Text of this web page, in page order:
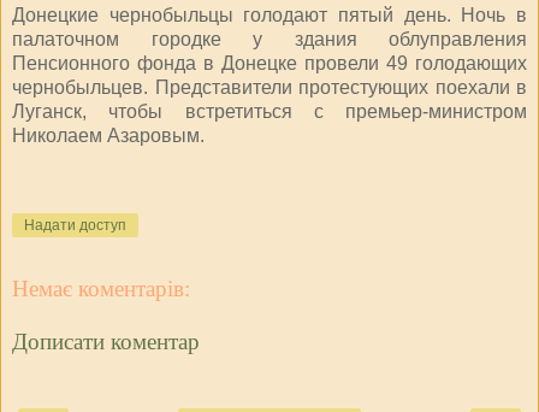
Донецкие чернобыльцы голодают пятый день. Ночь в
палаточном городке у здания облуправления
Пенсионного фонда в Донецке провели 49 голодающих
чернобыльцев. Представители протестующих поехали в
Луганск, чтобы встретиться с премьер-министром
Николаем Азаровым.
Надати доступ
Немає коментарів:
Дописати коментар